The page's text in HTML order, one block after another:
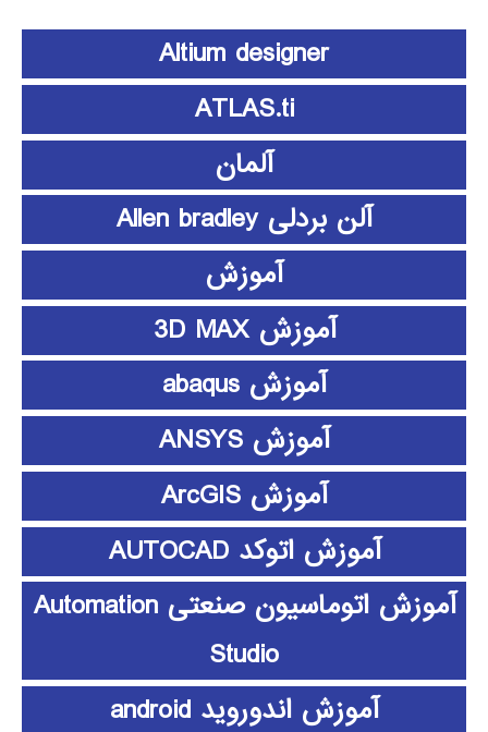
Altium designer
ATLAS.ti
آلمان
آلن بردلی Allen bradley
آموزش
آموزش 3D MAX
آموزش abaqus
آموزش ANSYS
آموزش ArcGIS
آموزش اتوکد AUTOCAD
آموزش اتوماسیون صنعتی Automation
Studio
آموزش اندوروید android